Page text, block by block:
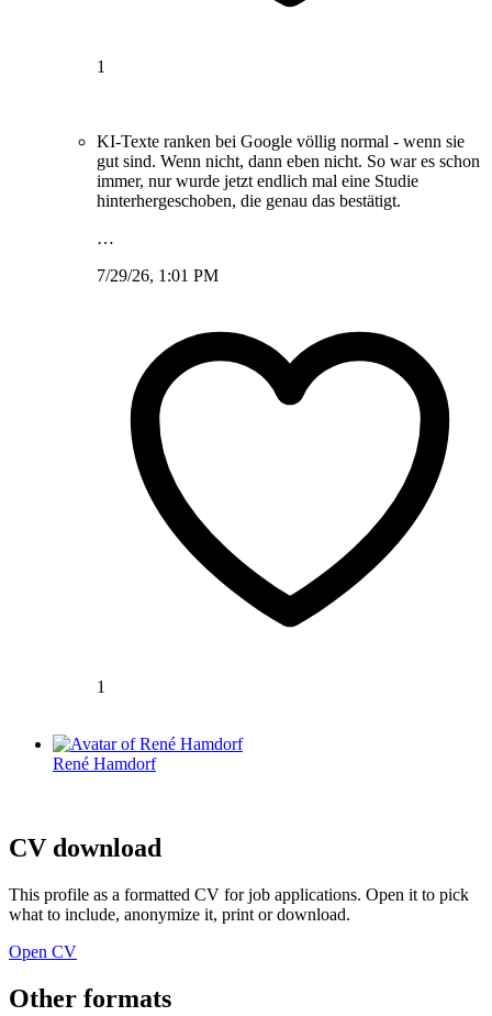
1
KI-Texte ranken bei Google völlig normal - wenn sie
gut sind. Wenn nicht, dann eben nicht. So war es schon
immer, nur wurde jetzt endlich mal eine Studie
hinterhergeschoben, die genau das bestätigt.
…
7/29/26, 1:01 PM
1
René Hamdorf
CV download
This profile as a formatted CV for job applications. Open it to pick
what to include, anonymize it, print or download.
Open CV
Other formats